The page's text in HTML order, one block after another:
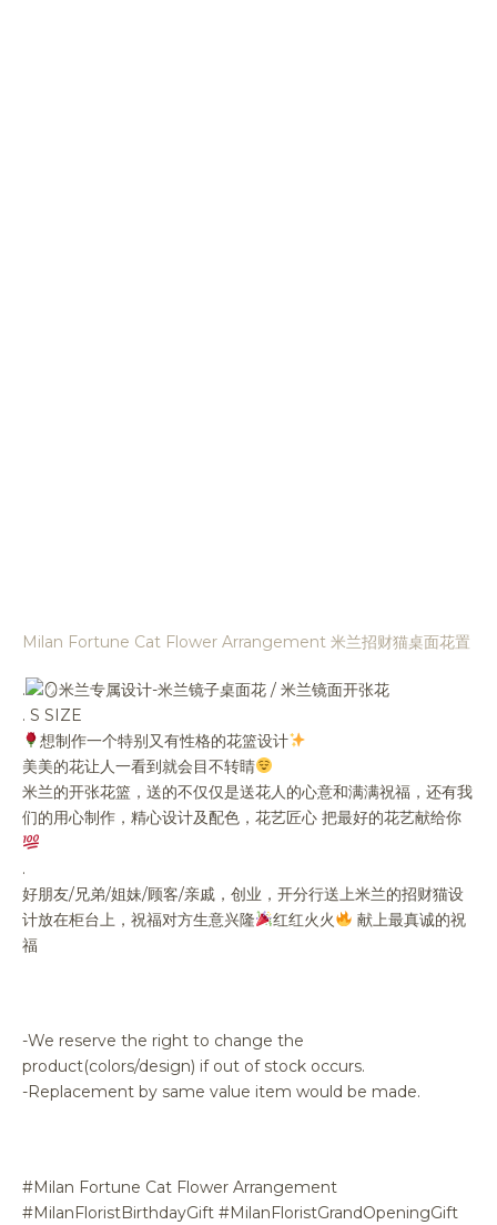
Milan Fortune Cat Flower Arrangement 米兰招财猫桌面花置
.
米兰专属设计-米兰镜子桌面花 / 米兰镜面开张花
. S SIZE
想制作一个特别又有性格的花篮设计
美美的花让人一看到就会目不转睛
米兰的开张花篮，送的不仅仅是送花人的心意和满满祝福，还有我
们的用心制作，精心设计及配色，花艺匠心 把最好的花艺献给你
.
好朋友/兄弟/姐妹/顾客/亲戚，创业，开分行送上米兰的招财猫设
计放在柜台上，祝福对方生意兴隆
红红火火
献上最真诚的祝
福
-We reserve the right to change the
product(colors/design) if out of stock occurs.
-Replacement by same value item would be made.
#Milan Fortune Cat Flower Arrangement
#MilanFloristBirthdayGift #MilanFloristGrandOpeningGift